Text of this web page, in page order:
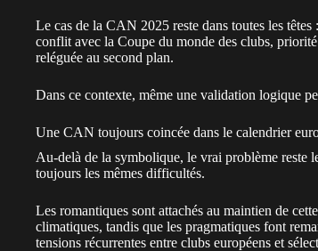
Le cas de la CAN 2025 reste dans toutes les
conflit avec la Coupe du monde des clubs,
reléguée au second plan.
Dans ce contexte, même une validation logique
Une CAN toujours coincée dans le calendrier
Au-delà de la symbolique, le vrai problème reste
toujours les mêmes difficultés.
Les romantiques sont attachés au maintien de
climatiques, tandis que les pragmatiques font
tensions récurrentes entre clubs européens et